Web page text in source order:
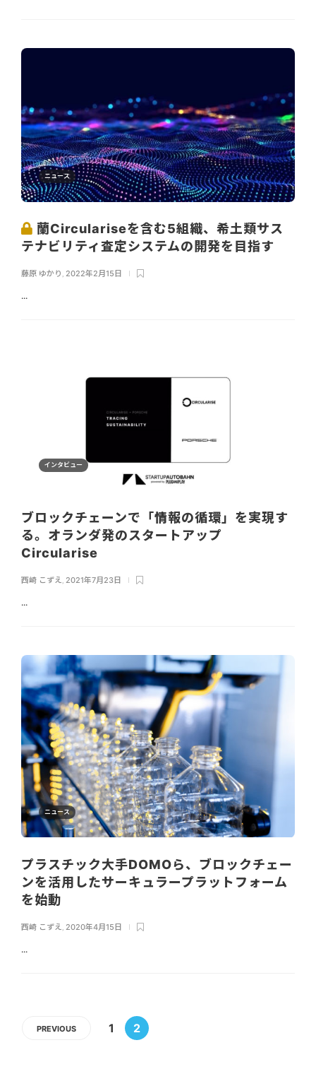
ニュース
蘭Circulariseを含む5組織、希土類サス
テナビリティ査定システムの開発を目指す
藤原 ゆかり , 2022年2月15日
...
インタビュー
ブロックチェーンで「情報の循環」を実現す
る。オランダ発のスタートアップ
Circularise
西崎 こずえ, 2021年7月23日
...
ニュース
プラスチック大手DOMOら、ブロックチェー
ンを活用したサーキュラープラットフォーム
を始動
西崎 こずえ 2020年4月15日
...
PREVIOUS 1 2